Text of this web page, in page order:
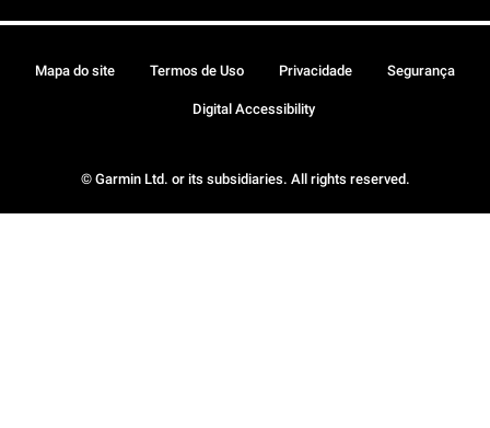
© Garmin Ltd. or its subsidiaries. All rights reserved.
Mapa do site Termos de Uso Privacidade Segurança
Digital Accessibility